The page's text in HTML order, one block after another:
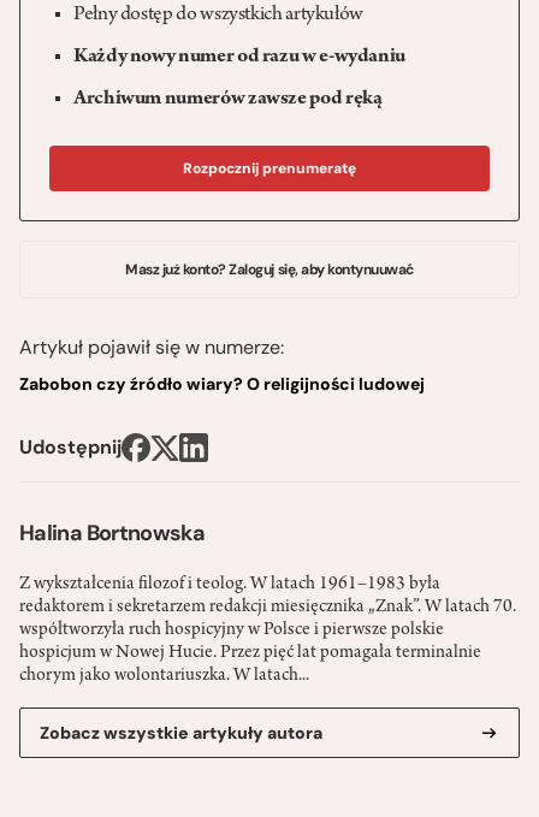
Halina Bortnowska
Z wykształcenia filozof i teolog. W latach 1961–1983 była
redaktorem i sekretarzem redakcji miesięcznika „Znak”. W latach 70.
współtworzyła ruch hospicyjny w Polsce i pierwsze polskie
hospicjum w Nowej Hucie. Przez pięć lat pomagała terminalnie
chorym jako wolontariuszka. W latach...
Zobacz wszystkie artykuły autora
Pełny dostęp do wszystkich artykułów
Każdy nowy numer od razu w e-wydaniu
Archiwum numerów zawsze pod ręką
Rozpocznij prenumeratę
Masz już konto? Zaloguj się, aby kontynuuwać
Artykuł pojawił się w numerze:
Zabobon czy źródło wiary? O religijności ludowej
Udostępnij